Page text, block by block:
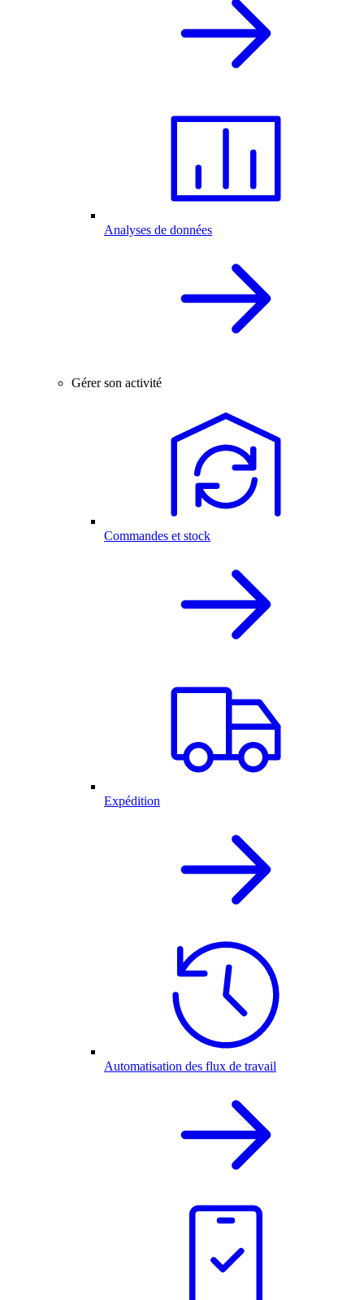
Analyses de données
Gérer son activité
Commandes et stock
Expédition
Automatisation des flux de travail